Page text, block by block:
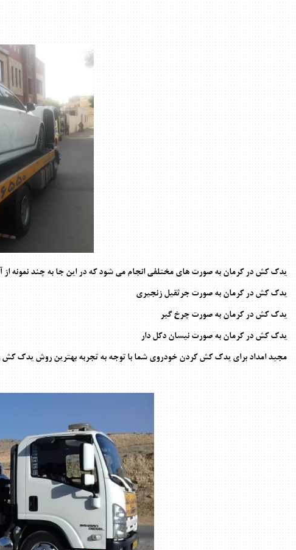
یدک کش در کرمانبه صورت های مختلفی انجام می شود که در این جا به چند نمونه از
یدک کش در کرمان به صورت جرثقیل زنجیری
یدک کش در کرمان به صورت چرخ گیر
یدک کش در کرمان به صورت نیسان دکل دار
مجید امداد برای یدک کش کردن خودروی شما با توجه به تجربه بهترین روش یدک کش